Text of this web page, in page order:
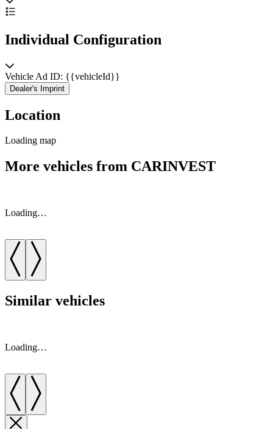
Individual Configuration
Vehicle Ad ID: {{vehicleId}}
Dealer's Imprint
Location
Loading map
More vehicles from CARINVEST
Loading…
Similar vehicles
Loading…